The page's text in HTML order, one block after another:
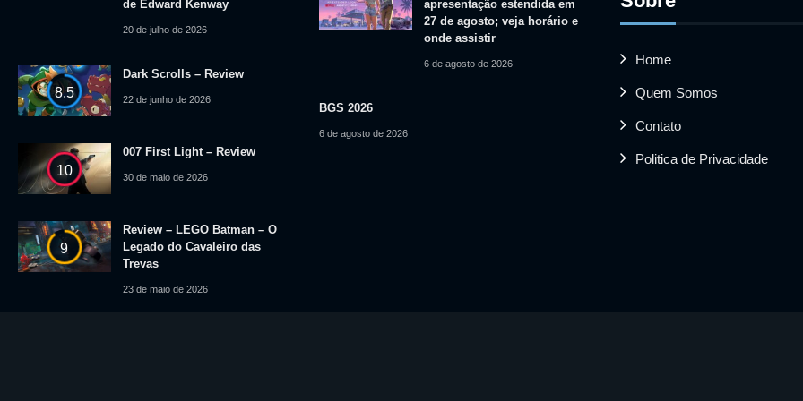
de Edward Kenway
20 de julho de 2026
8.5
Dark Scrolls – Review
22 de junho de 2026
10
007 First Light – Review
30 de maio de 2026
9
Review – LEGO Batman – O
Legado do Cavaleiro das
Trevas
23 de maio de 2026
apresentação estendida em
27 de agosto; veja horário e
onde assistir
6 de agosto de 2026
BGS 2026
6 de agosto de 2026
Home
Quem Somos
Contato
Politica de Privacidade